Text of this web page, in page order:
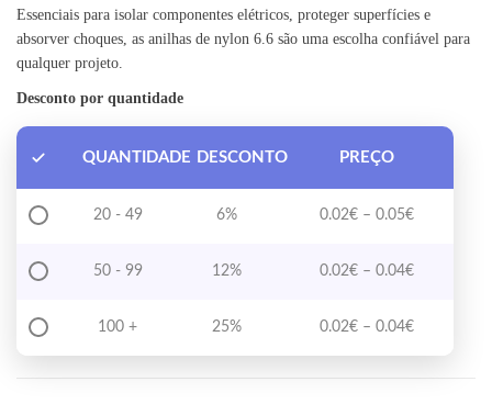
Essenciais para isolar componentes elétricos, proteger superfícies e
absorver choques, as anilhas de nylon 6.6 são uma escolha confiável para
qualquer projeto.
Desconto por quantidade
QUANTIDADE DESCONTO PREÇO
20 - 49 6% 0.02€ – 0.05€Price
50 - 99 12% 0.02€ – 0.04€Price
100 + 25% 0.02€ – 0.04€Price